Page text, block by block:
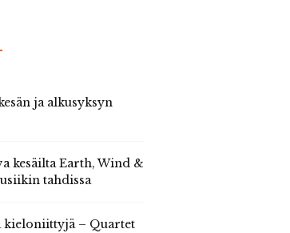
ja alkusyksyn
kesäilta Earth, Wind &
tahdissa
kieloniittyjä – Quartet